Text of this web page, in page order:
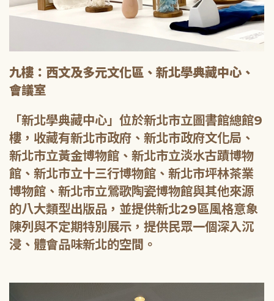
九樓：西文及多元文化區、新北學典藏中心、
會議室
「新北學典藏中心」位於新北市立圖書館總館9
樓，收藏有新北市政府、新北市政府文化局、
新北市立黃金博物館、新北市立淡水古蹟博物
館、新北市立十三行博物館、新北市坪林茶業
博物館、新北市立鶯歌陶瓷博物館與其他來源
的八大類型出版品，並提供新北29區風格意象
陳列與不定期特別展示，提供民眾一個深入沉
浸、體會品味新北的空間。